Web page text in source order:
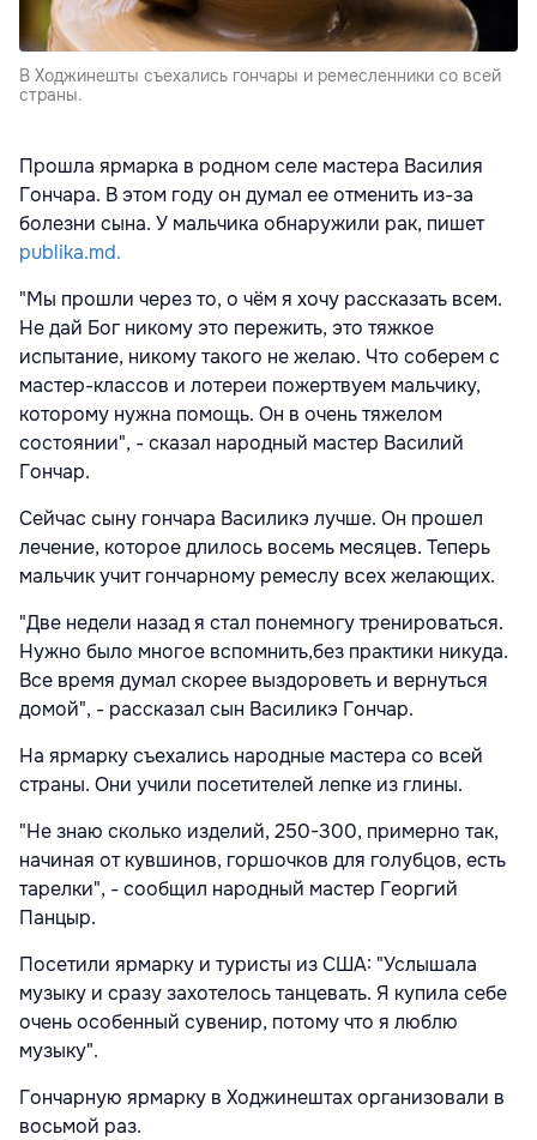
В Ходжинешты съехались гончары и ремесленники со всей
страны.
Прошла ярмарка в родном селе мастера Василия
Гончара. В этом году он думал ее отменить из-за
болезни сына. У мальчика обнаружили рак, пишет
publika.md.
"Мы прошли через то, о чём я хочу рассказать всем.
Не дай Бог никому это пережить, это тяжкое
испытание, никому такого не желаю. Что соберем с
мастер-классов и лотереи пожертвуем мальчику,
которому нужна помощь. Он в очень тяжелом
состоянии", - cказал народный мастер Василий
Гончар.
Сейчас сыну гончара Василикэ лучше. Он прошел
лечение, которое длилось восемь месяцев. Теперь
мальчик учит гончарному ремеслу всех желающих.
"Две недели назад я стал понемногу тренироваться.
Нужно было многое вспомнить,без практики никуда.
Все время думал скорее выздороветь и вернуться
домой", - рассказал сын Василикэ Гончар.
На ярмарку съехались народные мастера со всей
страны. Они учили посетителей лепке из глины.
"Не знаю сколько изделий, 250-300, примерно так,
начиная от кувшинов, горшочков для голубцов, есть
тарелки", - сообщил народный мастер Георгий
Панцыр.
Посетили ярмарку и туристы из США: "Услышала
музыку и сразу захотелось танцевать. Я купила себе
очень особенный сувенир, потому что я люблю
музыку".
Гончарную ярмарку в Ходжинештах организовали в
восьмой раз.